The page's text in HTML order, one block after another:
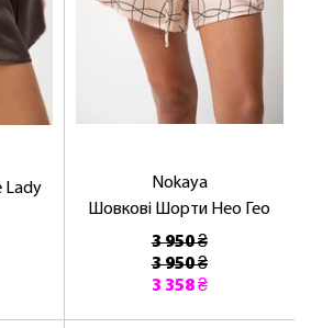
Lady
Nokaya
Шовкові Шорти Нео Гео
3 950 ₴
3 950 ₴
3 358 ₴